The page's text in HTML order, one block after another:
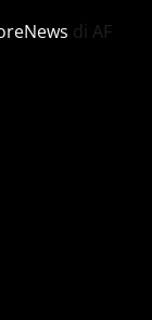
di AF